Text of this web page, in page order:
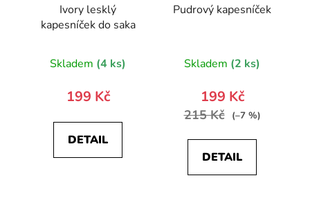
Ivory lesklý
kapesníček do saka
Skladem (4 ks)
199 Kč
DETAIL
Pudrový kapesníček
Skladem (2 ks)
199 Kč
215 Kč (–7 %)
DETAIL